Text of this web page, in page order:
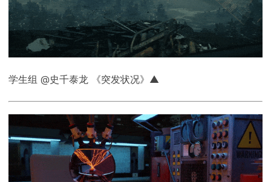
学生组 @史千泰龙 《突发状况》▲